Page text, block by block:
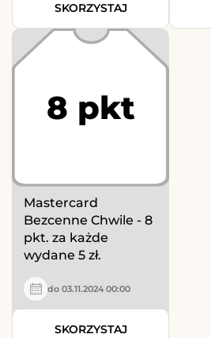
SKORZYSTAJ
8 pkt
Mastercard
Bezcenne Chwile - 8
pkt. za każde
wydane 5 zł.
do 03.11.2024 00:00
SKORZYSTAJ